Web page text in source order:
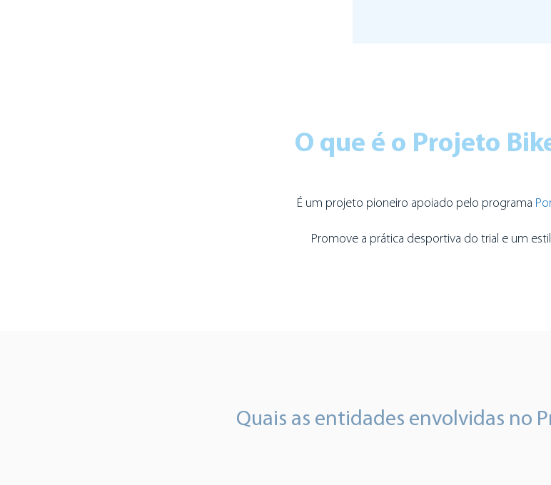
O que é o Projeto
É um projeto pioneiro apoiado pelo programa
Promove a prática desportiva do trial e um
Quais as entidades envolvidas no